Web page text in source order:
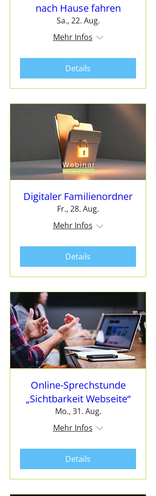
nach Hause fahren
Sa., 22. Aug.
Mehr Infos
Details
Digitaler Familienordner
Fr., 28. Aug.
Mehr Infos
Details
Online-Sprechstunde
„Sichtbarkeit Webseite“
Mo., 31. Aug.
Mehr Infos
Details